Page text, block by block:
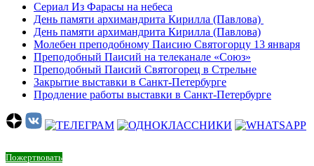
Сериал Из Фарасы на небеса
День памяти архимандрита Кирилла (Павлова)
День памяти архимандрита Кирилла (Павлова)
Молебен преподобному Паисию Святогорцу 13 января
Преподобный Паисий на телеканале «Союз»
Преподобный Паисий Святогорец в Стрельне
Закрытие выставки в Санкт-Петербурге
Продление работы выставки в Санкт-Петербурге
Пожертвовать